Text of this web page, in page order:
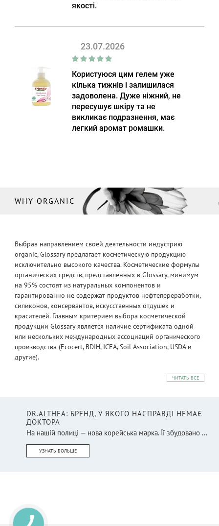
якості.
23.07.2026
Користуюся цим гелем уже
кілька тижнів і залишилася
задоволена. Дуже ніжний, не
пересушує шкіру та не
викликає подразнення, має
легкий аромат ромашки.
WHY ORGANIC
Выбрав направлением своей деятельности индустрию
organic, Glossary предлагает косметическую продукцию
исключительно высокого качества. Косметические формулы
органических средств, представленных в Glossary, минимум
на 95% состоят из натуральных компонентов и
гарантированно не содержат продуктов нефтепереработки,
силиконов, консервантов, искусственных отдушек и
красителей. Главным критерием выбора косметической
продукции Glossary является наличие сертификата одной
или нескольких международных ассоциаций органического
производства (Ecocert, BDIH, ICEA, Soil Association, USDA и
другие).
ЧИТАТЬ ВСЕ
DR.ALTHEA: БРЕНД, У ЯКОГО НАСПРАВДІ НЕМАЄ
ДОКТОРА
На нашій полиці — нова корейська марка. Її збудовано ...
УЗНАТЬ БОЛЬШЕ